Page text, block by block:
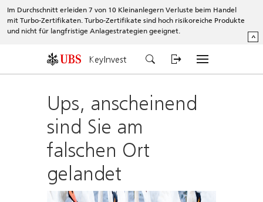
Im Durchschnitt erleiden 7 von 10 Kleinanlegern Verluste beim Handel
mit Turbo-Zertifikaten. Turbo-Zertifikate sind hoch risikoreiche Produkte
und nicht für langfristige Anlagestrategien geeignet.
^
KeyInvest
Ups, anscheinend
sind Sie am
falschen Ort
gelandet